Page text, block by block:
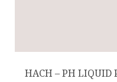
HACH – PH LIQUID